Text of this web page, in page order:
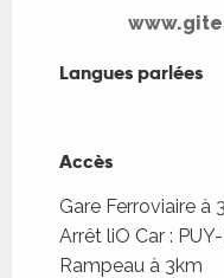
Langues parlées
Langues parlées
Accès
Accès
Gare Ferroviaire à
Arrêt liO Car :
Rampeau à 3km